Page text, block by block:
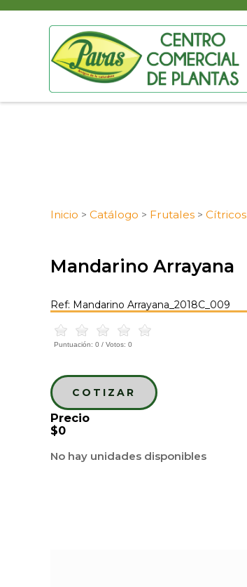
Inicio > Catálogo > Frutales > Cítricos
Mandarino Arrayana
Ref: Mandarino Arrayana_2018C_009
Puntuación: 0 / Votos: 0
COTIZAR
Precio
$0
No hay unidades disponibles